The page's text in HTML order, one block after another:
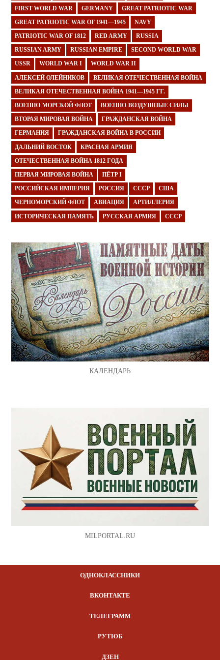
FIRST WORLD WAR GERMANY GREAT PATRIOTIC WAR
GREAT PATRIOTIC WAR OF 1941—1945 NAVY
PATRIOTIC WAR OF 1812 RED ARMY RUSSIA
RUSSIAN ARMY RUSSIAN EMPIRE SECOND WORLD WAR
USSR WORLD WAR I WORLD WAR II
АЛЕКСЕЙ ОЛЕЙНИКОВ ВЕЛИКАЯ ОТЕЧЕСТВЕННАЯ ВОЙНА
ВЕЛИКАЯ ОТЕЧЕСТВЕННАЯ ВОЙНА 1941—1945 ГГ.
ВОЕННО-МОРСКОЙ ФЛОТ ВОЕННО-ВОЗДУШНЫЕ СИЛЫ
ВТОРАЯ МИРОВАЯ ВОЙНА ГРАЖДАНСКАЯ ВОЙНА
ГЕРМАНИЯ ГРАЖДАНСКАЯ ВОЙНА В РОССИИ
ДАЛЬНИЙ ВОСТОК КРАСНАЯ АРМИЯ
ОТЕЧЕСТВЕННАЯ ВОЙНА 1812 ГОДА
ПЕРВАЯ МИРОВАЯ ВОЙНА ПЁТР I
РОССИЙСКАЯ ИМПЕРИЯ РОССИЯ СССР США
ЧЕРНОМОРСКИЙ ФЛОТ АВИАЦИЯ АРТИЛЛЕРИЯ
ИСТОРИЧЕСКАЯ ПАМЯТЬ РУССКАЯ АРМИЯ СССР
КАЛЕНДАРЬ
MILPORTAL.RU
ОДНОКЛАССНИКИ
ВКОНТАКТЕ
ТЕЛЕГРАММ
РУТЮБ
ДЗЕН